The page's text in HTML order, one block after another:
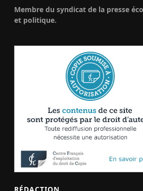
Membre du syndicat de la presse
et politique.